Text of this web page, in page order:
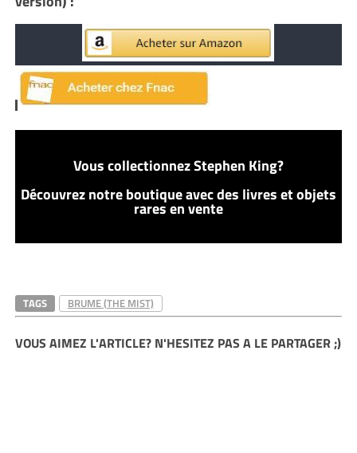
Vous collectionnez Stephen King?
Découvrez notre boutique avec des livres et objets
rares en vente
TAGS BRUME (THE MIST)
VOUS AIMEZ L'ARTICLE? N'HESITEZ PAS A LE PARTAGER ;)